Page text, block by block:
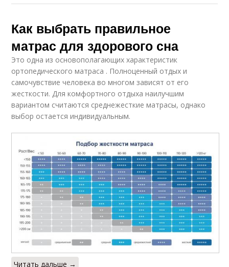
Как выбрать правильное
матрас для здорового сна
Это одна из основополагающих характеристик
ортопедического матраса . Полноценный отдых и
самочувствие человека во многом зависят от его
жесткости. Для комфортного отдыха наилучшим
вариантом считаются среднежесткие матрасы, однако
выбор остается индивидуальным.
Читать дальше →